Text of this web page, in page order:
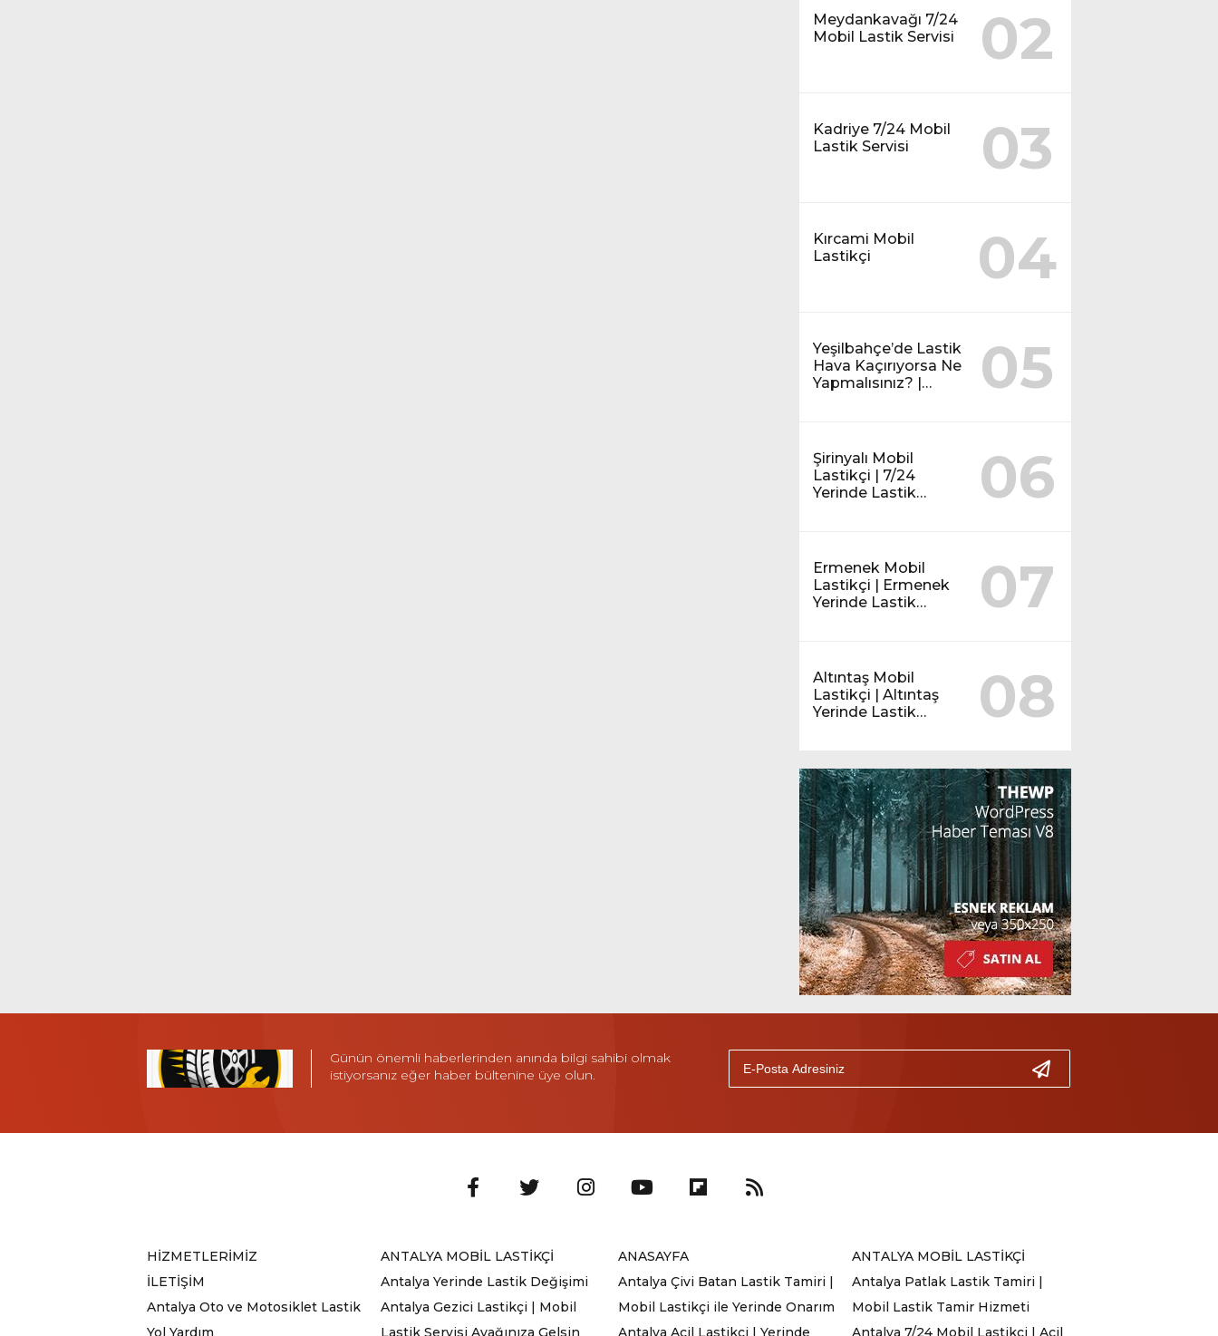
Meydankavağı 7/24
Mobil Lastik Servisi
02
Kadriye 7/24 Mobil
Lastik Servisi
03
Kırcami Mobil
Lastikçi
04
Yeşilbahçe’de Lastik
Hava Kaçırıyorsa Ne
Yapmalısınız? |
05
Şirinyalı Mobil
Lastikçi | 7/24
Yerinde Lastik
06
Ermenek Mobil
Lastikçi | Ermenek
Yerinde Lastik
07
Altıntaş Mobil
Lastikçi | Altıntaş
Yerinde Lastik
08
Günün önemli haberlerinden anında bilgi sahibi olmak
istiyorsanız eğer haber bültenine üye olun.
HİZMETLERİMİZ
ANTALYA MOBİL LASTİKÇİ
İLETİŞİM
Antalya Yerinde Lastik Değişimi
Antalya Oto ve Motosiklet Lastik
Yol Yardım
Antalya Gezici Lastikçi | Mobil
Lastik Servisi Ayağınıza Gelsin
ANASAYFA
ANTALYA MOBİL LASTİKÇİ
Antalya Çivi Batan Lastik Tamiri |
Mobil Lastikçi ile Yerinde Onarım
Antalya Patlak Lastik Tamiri |
Mobil Lastik Tamir Hizmeti
Antalya Acil Lastikçi | Yerinde
Antalya 7/24 Mobil Lastikçi | Acil